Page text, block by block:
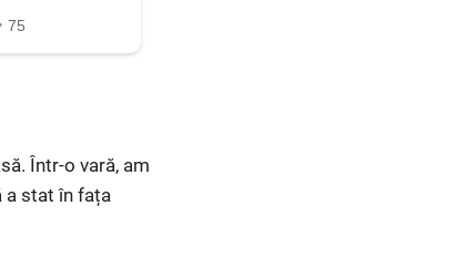
Într-o vară, am
a stat în fața